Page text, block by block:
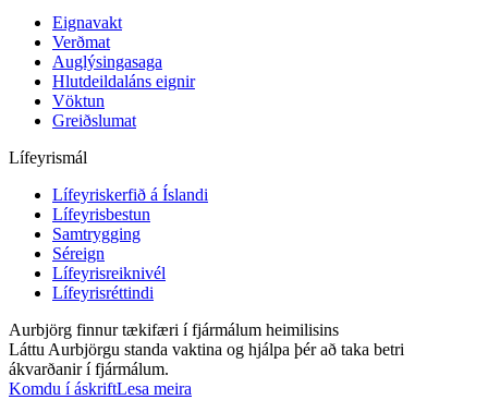
Eignavakt
Verðmat
Auglýsingasaga
Hlutdeildaláns eignir
Vöktun
Greiðslumat
Lífeyrismál
Lífeyriskerfið á Íslandi
Lífeyrisbestun
Samtrygging
Séreign
Lífeyrisreiknivél
Lífeyrisréttindi
Aurbjörg finnur tækifæri í fjármálum heimilisins
Láttu Aurbjörgu standa vaktina og hjálpa þér að taka betri
ákvarðanir í fjármálum.
Komdu í áskriftLesa meira